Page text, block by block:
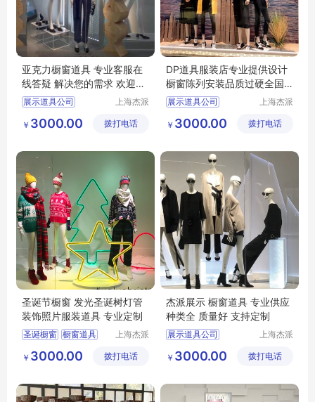
亚克力橱窗道具 专业客服在
线答疑 解决您的需求 欢迎来
电详询
展示道具公司
上海杰派
公司
￥ 3000.00 拨打电话
DP道具服装店专业提供设计
橱窗陈列安装品质过硬全国
范围
展示道具公司
设计安装 服装店
上海杰派
公司
￥ 3000.00 拨打电话
圣诞节橱窗 发光圣诞树灯管
装饰照片服装道具 专业定制
圣诞橱窗 橱窗道具
上海杰派
公司
￥ 3000.00 拨打电话
杰派展示 橱窗道具 专业供应
种类全 质量好 支持定制
展示道具公司
上海杰派
公司
￥ 3000.00 拨打电话